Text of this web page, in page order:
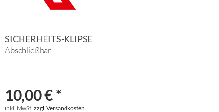
SICHERHEITS-KLIPSE
Abschließbar
10,00 € *
inkl. MwSt. zzgl. Versandkosten